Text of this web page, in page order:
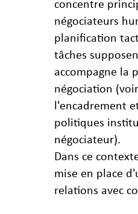
concentre
négociateurs
planification
tâches
accompagne la
négociation
l'encadrement
politiques
négociateur).
Dans ce
mise en place
relations avec